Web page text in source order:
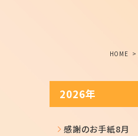
HOME
2026年
感謝のお手紙8月